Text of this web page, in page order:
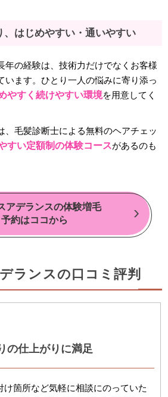
、はじめやすい・通いやすい
年の経験は、技術力だけでなくお客様
います。ひとり一人の悩みに寄り添っ
やすく続けやすい環境を用意してく
、毛髪診断士による無料のヘアチェッ
すい定額制の体験コースがあるのも
アデランスの体験増毛
予約はココから
ランスの口コミ評判
の仕上がりに満足
け箇所など気軽に相談にのっていた